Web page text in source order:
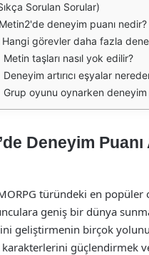
Sorulan Sorular)
deneyim puanı nedir?
görevler daha fazla deneyim
Metin taşları nasıl yok edilir?
Deneyim artırıcı eşyalar
Grup oyunu oynarken deneyim
Deneyim Puanı
türündeki en popüler
geniş bir dünya
geliştirmenin birçok yolunu
karakterlerini güçlendirmek